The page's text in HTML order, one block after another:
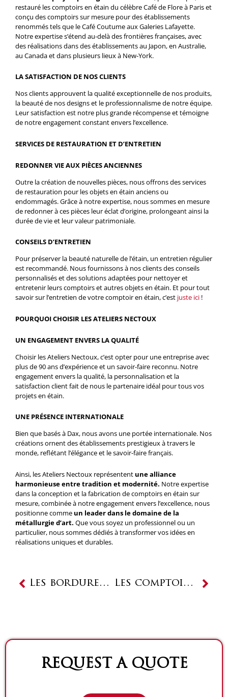
restauré les comptoirs en étain du célèbre Café de Flore à Paris et
conçu des comptoirs sur mesure pour des établissements
renommés tels que le Café Coutume aux Galeries Lafayette.
Notre expertise s’étend au-delà des frontières françaises, avec
des réalisations dans des établissements au Japon, en Australie,
au Canada et dans plusieurs lieux à New-York.
LA SATISFACTION DE NOS CLIENTS
Nos clients approuvent la qualité exceptionnelle de nos produits,
la beauté de nos designs et le professionnalisme de notre équipe.
Leur satisfaction est notre plus grande récompense et témoigne
de notre engagement constant envers l’excellence.
SERVICES DE RESTAURATION ET D’ENTRETIEN
REDONNER VIE AUX PIÈCES ANCIENNES
Outre la création de nouvelles pièces, nous offrons des services
de restauration pour les objets en étain anciens ou
endommagés. Grâce à notre expertise, nous sommes en mesure
de redonner à ces pièces leur éclat d’origine, prolongeant ainsi la
durée de vie et leur valeur patrimoniale.
CONSEILS D’ENTRETIEN
Pour préserver la beauté naturelle de l’étain, un entretien régulier
est recommandé. Nous fournissons à nos clients des conseils
personnalisés et des solutions adaptées pour nettoyer et
entretenir leurs comptoirs et autres objets en étain. Et pour tout
savoir sur l’entretien de votre comptoir en étain, c’est juste ici !
POURQUOI CHOISIR LES ATELIERS NECTOUX
UN ENGAGEMENT ENVERS LA QUALITÉ
Choisir les Ateliers Nectoux, c’est opter pour une entreprise avec
plus de 90 ans d’expérience et un savoir-faire reconnu. Notre
engagement envers la qualité, la personnalisation et la
satisfaction client fait de nous le partenaire idéal pour tous vos
projets en étain.
UNE PRÉSENCE INTERNATIONALE
Bien que basés à Dax, nous avons une portée internationale. Nos
créations ornent des établissements prestigieux à travers le
monde, reflétant l’élégance et le savoir-faire français.
Ainsi, les Ateliers Nectoux représentent une alliance
harmonieuse entre tradition et modernité. Notre expertise
dans la conception et la fabrication de comptoirs en étain sur
mesure, combinée à notre engagement envers l’excellence, nous
positionne comme un leader dans le domaine de la
métallurgie d’art. Que vous soyez un professionnel ou un
particulier, nous sommes dédiés à transformer vos idées en
réalisations uniques et durables.
Les bordures de comptoirs : le charme des comptoirs en étain Les comptoirs en étain des Ateliers Nectoux
REQUEST A QUOTE